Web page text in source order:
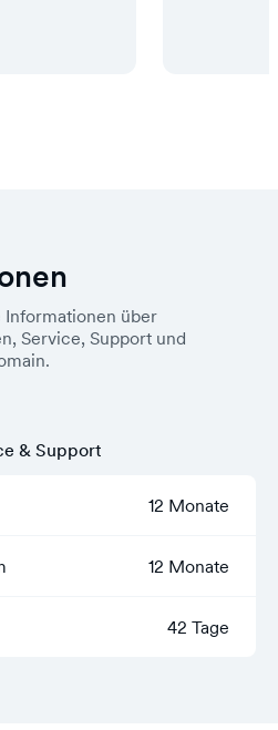
über
Service, Support und
12 Monate
12 Monate
42 Tage
& Support